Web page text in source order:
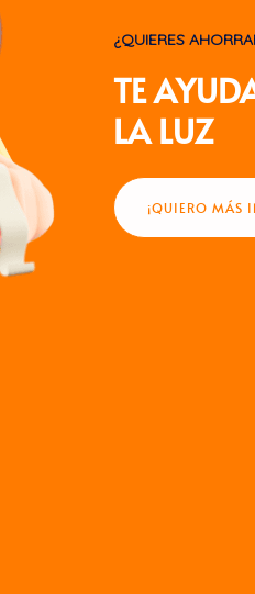
¿QUIERES
TE
LA LUZ
¡QUIERO MÁS